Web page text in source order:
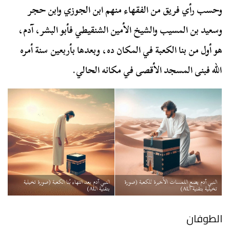
وحسب رأي فريق من الفقهاء منهم ابن الجوزي وابن حجر
وسعيد بن المسيب والشيخ الأمين الشنقيطي فأبو البشر، آدم،
هو أول من بنا الكعبة في المكان ده، وبعدها بأربعين سنة أمره
الله فبنى المسجد الأقصى في مكانه الحالي.
النبي آدم يضع اللمسات الأخيرة للكعبة (صورة
تخيلية بتقنية الـAI)
النبي آدم بعد انتهاء بُنا الكعبة (صورة تخيلية
بتقنية الـAI)
الطوفان